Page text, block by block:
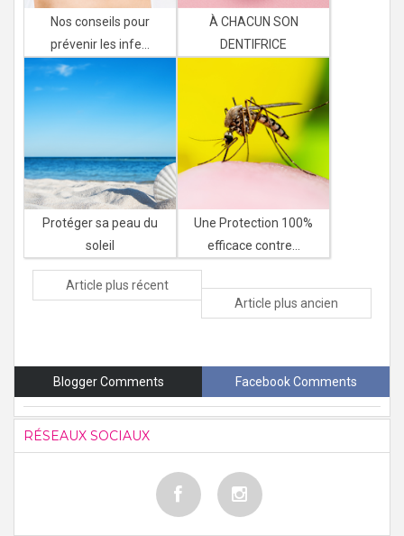
Nos conseils pour
prévenir les infe...
À CHACUN SON
DENTIFRICE
Protéger sa peau du
soleil
Une Protection 100%
efficace contre...
Article plus récent
Article plus ancien
Blogger Comments Facebook Comments
RÉSEAUX SOCIAUX